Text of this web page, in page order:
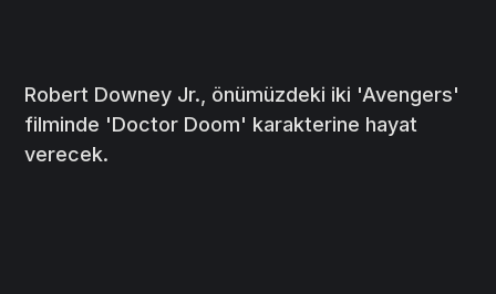
Robert Downey Jr., önümüzdeki iki 'Avengers'
filminde 'Doctor Doom' karakterine hayat
verecek.